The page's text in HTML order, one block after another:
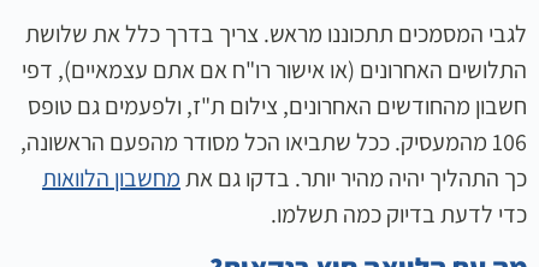
לגבי המסמכים תתכוננו מראש. צריך בדרך כלל את שלושת
התלושים האחרונים (או אישור רו"ח אם אתם עצמאיים), דפי
חשבון מהחודשים האחרונים, צילום ת"ז, ולפעמים גם טופס
106 מהמעסיק. ככל שתביאו הכל מסודר מהפעם הראשונה,
כך התהליך יהיה מהיר יותר. בדקו גם אתמחשבון הלוואות
כדי לדעת בדיוק כמה תשלמו.